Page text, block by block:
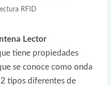
RFID
Lector
tiene propiedades
se conoce como onda
tipos diferentes de